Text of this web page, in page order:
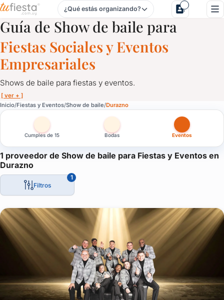
Show de baile para Fiestas y Eventos en Durazno
¿Qué estás organizando?
Guía de Show de baile para
Fiestas Sociales y Eventos
Empresariales
Shows de baile para fiestas y eventos.
[ ver + ]
Inicio Fiestas y Eventos Show de baile Durazno
Cumples de 15 Bodas Eventos
1 proveedor de Show de baile para Fiestas y Eventos en
Durazno
Filtros
1
Show de baile para Fiestas y Eventos en Durazno
Shows de baile para fiestas y eventos.
Ponele ritmo a tu casamiento, dale una sorpresa a los
Las mejores compañías de baile para eventos empresariales,
Baile que sorprende por su despliegue, por su energía, su
¡Sorprendé con un show distinto!